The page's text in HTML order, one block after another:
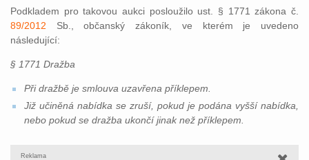
Podkladem pro takovou aukci posloužilo ust. § 1771 zákona č.
89/2012 Sb., občanský zákoník, ve kterém je uvedeno
následující:
§ 1771 Dražba
Při dražbě je smlouva uzavřena příklepem.
Již učiněná nabídka se zruší, pokud je podána vyšší nabídka,
nebo pokud se dražba ukončí jinak než příklepem.
Reklama